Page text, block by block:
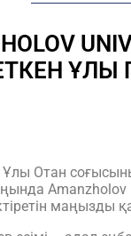
ҰЛЫ
Отан
Amanzholov
маңызды